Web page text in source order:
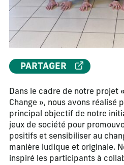
Dans le cadre de notre projet
Change », nous avons réalisé
principal objectif de notre
jeux de société pour
positifs et sensibiliser au
manière ludique et originale.
inspiré les participants à
PARTAGER